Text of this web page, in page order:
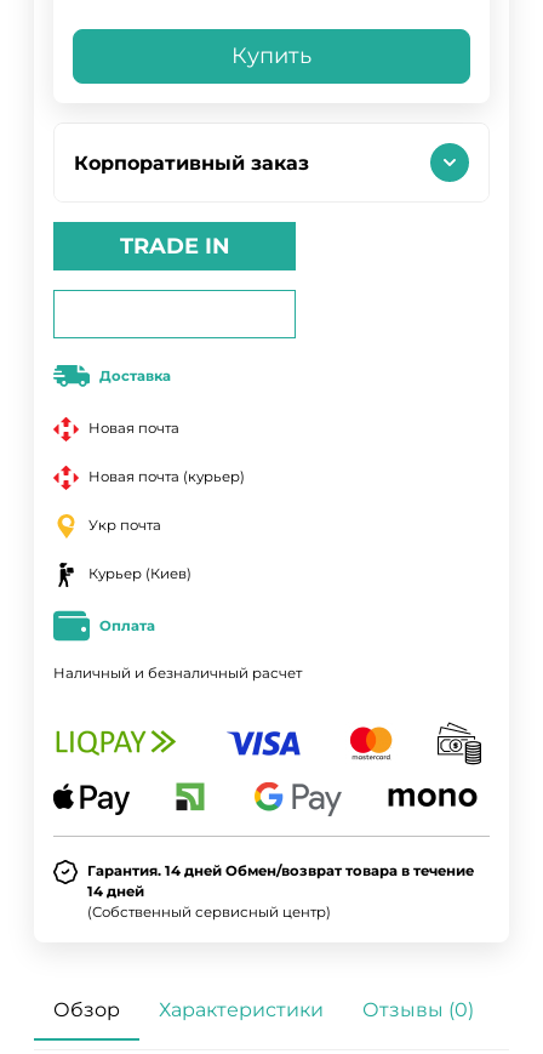
Купить
Корпоративный заказ
TRADE IN
Доставка
Новая почта
Новая почта (курьер)
Укр почта
Курьер (Киев)
Оплата
Наличный и безналичный расчет
Гарантия. 14 дней Обмен/возврат товара в течение
14 дней
(Собственный сервисный центр)
Обзор Характеристики Отзывы (0)